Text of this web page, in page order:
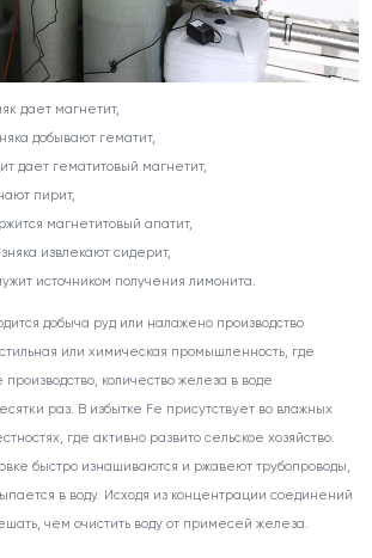
дает магнетит,
добывают гематит,
дает гематитовый магнетит,
пирит,
магнетитовый апатит,
извлекают сидерит,
источником получения лимонита.
добыча руд или налажено производство
или химическая промышленность, где
производство, количество железа в воде
раз. В избытке Fe присутствует во влажных
где активно развито сельское хозяйство.
быстро изнашиваются и ржавеют трубопроводы,
в воду. Исходя из концентрации соединений
чем очистить воду от примесей железа.